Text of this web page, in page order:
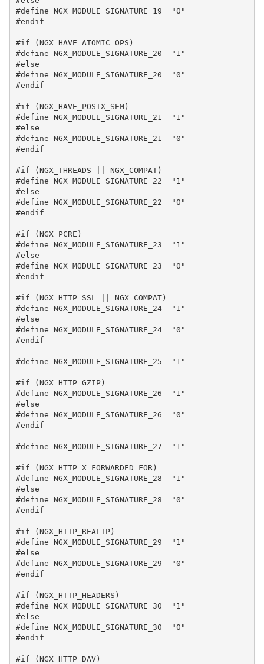
#define NGX_MODULE_SIGNATURE_19  "0"
#endif
#if (NGX_HAVE_ATOMIC_OPS)
#define NGX_MODULE_SIGNATURE_20  "1"
#else
#define NGX_MODULE_SIGNATURE_20  "0"
#endif
#if (NGX_HAVE_POSIX_SEM)
#define NGX_MODULE_SIGNATURE_21  "1"
#else
#define NGX_MODULE_SIGNATURE_21  "0"
#endif
#if (NGX_THREADS || NGX_COMPAT)
#define NGX_MODULE_SIGNATURE_22  "1"
#else
#define NGX_MODULE_SIGNATURE_22  "0"
#endif
#if (NGX_PCRE)
#define NGX_MODULE_SIGNATURE_23  "1"
#else
#define NGX_MODULE_SIGNATURE_23  "0"
#endif
#if (NGX_HTTP_SSL || NGX_COMPAT)
#define NGX_MODULE_SIGNATURE_24  "1"
#else
#define NGX_MODULE_SIGNATURE_24  "0"
#endif
#define NGX_MODULE_SIGNATURE_25  "1"
#if (NGX_HTTP_GZIP)
#define NGX_MODULE_SIGNATURE_26  "1"
#else
#define NGX_MODULE_SIGNATURE_26  "0"
#endif
#define NGX_MODULE_SIGNATURE_27  "1"
#if (NGX_HTTP_X_FORWARDED_FOR)
#define NGX_MODULE_SIGNATURE_28  "1"
#else
#define NGX_MODULE_SIGNATURE_28  "0"
#endif
#if (NGX_HTTP_REALIP)
#define NGX_MODULE_SIGNATURE_29  "1"
#else
#define NGX_MODULE_SIGNATURE_29  "0"
#endif
#if (NGX_HTTP_HEADERS)
#define NGX_MODULE_SIGNATURE_30  "1"
#else
#define NGX_MODULE_SIGNATURE_30  "0"
#endif
#if (NGX_HTTP_DAV)